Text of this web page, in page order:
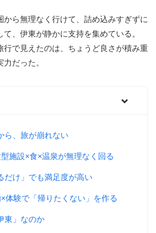
から無理なく行けて、詰め込みすぎずに
、伊東が静かに支持を集めている。
行で見えたのは、ちょうど良さが積み重
だった。
ら、旅が崩れない
施設×食×温泉が無理なく回る
だけ」でも満足度が高い
体験で「帰りたくない」を作る
東」なのか